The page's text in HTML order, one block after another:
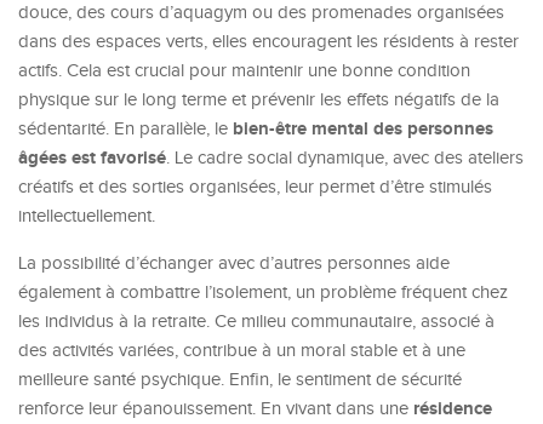
douce, des cours d’aquagym ou des promenades organisées
dans des espaces verts, elles encouragent les résidents à rester
actifs. Cela est crucial pour maintenir une bonne condition
physique sur le long terme et prévenir les effets négatifs de la
sédentarité. En parallèle, le bien-être mental des personnes
âgées est favorisé. Le cadre social dynamique, avec des ateliers
créatifs et des sorties organisées, leur permet d’être stimulés
intellectuellement.
La possibilité d’échanger avec d’autres personnes aide
également à combattre l’isolement, un problème fréquent chez
les individus à la retraite. Ce milieu communautaire, associé à
des activités variées, contribue à un moral stable et à une
meilleure santé psychique. Enfin, le sentiment de sécurité
renforce leur épanouissement. En vivant dans une résidence